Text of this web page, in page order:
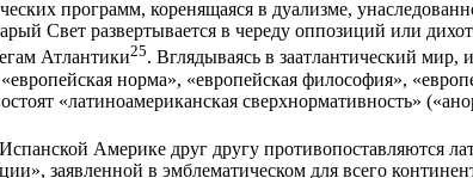
программ, коренящаяся в дуализме,
Свет развертывается в череду оппозиций или
Атлантики25. Вглядываясь в заатлантический мир,
норма», «европейская философия»,
«латиноамериканская сверхнормативность»
Америке друг другу противопоставляются
заявленной в эмблематическом для всего